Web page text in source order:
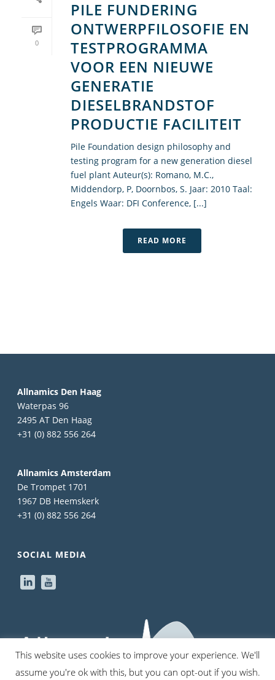
0
PILE FUNDERING
ONTWERPFILOSOFIE EN
TESTPROGRAMMA
VOOR EEN NIEUWE
GENERATIE
DIESELBRANDSTOF
PRODUCTIE FACILITEIT
Pile Foundation design philosophy and
testing program for a new generation diesel
fuel plant Auteur(s): Romano, M.C.,
Middendorp, P, Doornbos, S. Jaar: 2010 Taal:
Engels Waar: DFI Conference, [...]
READ MORE
Allnamics Den Haag
Waterpas 96
2495 AT Den Haag
+31 (0) 882 556 264
Allnamics Amsterdam
De Trompet 1701
1967 DB Heemskerk
+31 (0) 882 556 264
SOCIAL MEDIA
This website uses cookies to improve your experience. We'll
assume you're ok with this, but you can opt-out if you wish.